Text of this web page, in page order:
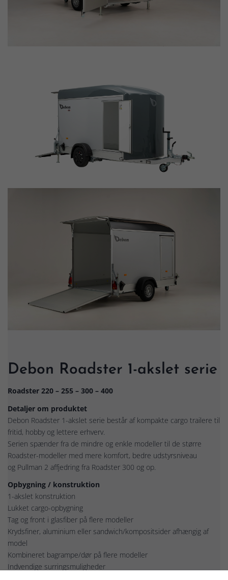
Debon Roadster 1-akslet serie
Roadster 220 – 255 – 300 – 400
Detaljer om produktet
Debon Roadster 1-akslet serie består af kompakte cargo trailere til
fritid, hobby og lettere erhverv.
Serien spænder fra de mindre og enkle modeller til de større
Roadster-modeller med mere komfort, bedre udstyrsniveau
og Pullman 2 affjedring fra Roadster 300 og op.
Opbygning / konstruktion
1-akslet konstruktion
Lukket cargo-opbygning
Tag og front i glasfiber på flere modeller
Krydsfiner, aluminium eller sandwich/kompositsider afhængig af
model
Kombineret bagrampe/dør på flere modeller
Indvendige surringsmuligheder